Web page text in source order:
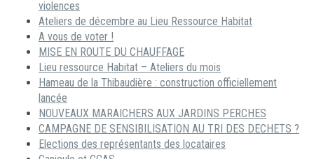
violences
Ateliers de décembre au Lieu Ressource Habitat
A vous de voter !
MISE EN ROUTE DU CHAUFFAGE
Lieu ressource Habitat – Ateliers du mois
Hameau de la Thibaudière : construction officiellement
lancée
NOUVEAUX MARAICHERS AUX JARDINS PERCHES
CAMPAGNE DE SENSIBILISATION AU TRI DES DECHETS ?
Elections des représentants des locataires